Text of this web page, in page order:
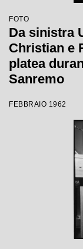
FOTO
Da sinistra
Christian e
platea
Sanremo
FEBBRAIO 1962